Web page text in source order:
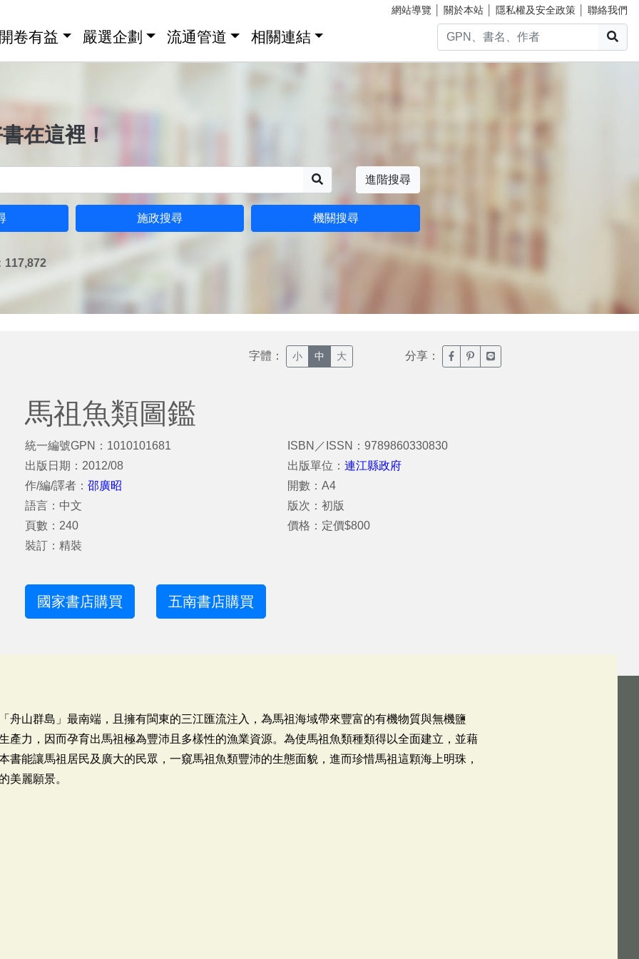
網站導覽 關於本站 隱私權及安全政策 聯絡我們
卷有益 嚴選企劃 流通管道 相關連結
在這裡！
進階搜尋
施政搜尋 機關搜尋
117,872
字體： 小 中 大 分享： 臉書分享(另開新視窗)
噗浪分享(另開新視窗)
Line分享(另開新視窗)
馬祖魚類圖鑑
統一編號GPN：1010101681
出版日期：2012/08
作/編/譯者： 邵廣昭
語言：中文
頁數：240
裝訂：精裝
ISBN／ISSN：9789860330830
出版單位：連江縣政府
開數：A4
版次：初版
價格：定價$800
國家書店購買 五南書店購買
舟山群島」最南端，且擁有閩東的三江匯流注入，為馬祖海域帶來豐富的有機物質與無機鹽
產力，因而孕育出馬祖極為豐沛且多樣性的漁業資源。為使馬祖魚類種類得以全面建立，並藉
書能讓馬祖居民及廣大的民眾，一窺馬祖魚類豐沛的生態面貌，進而珍惜馬祖這顆海上明珠，
美麗願景。